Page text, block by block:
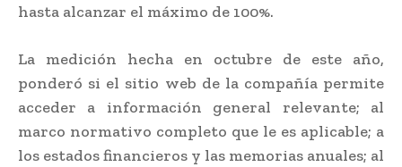
hasta alcanzar el máximo de 100%.
La medición hecha en octubre de este año,
ponderó si el sitio web de la compañía permite
acceder a información general relevante; al
marco normativo completo que le es aplicable; a
los estados financieros y las memorias anuales; al